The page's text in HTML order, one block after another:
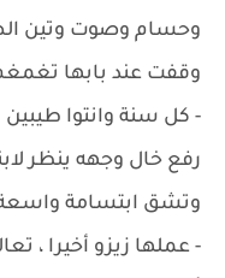
وحسام وصوت وتين
وقفت عند بابها
- كل سنة وانتوا طيبين
رفع خال وجهه ينظر
وتشق ابتسامة
- عملها زيزو أخيرا ،